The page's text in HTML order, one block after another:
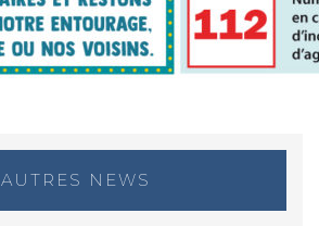
AUTRES NEWS